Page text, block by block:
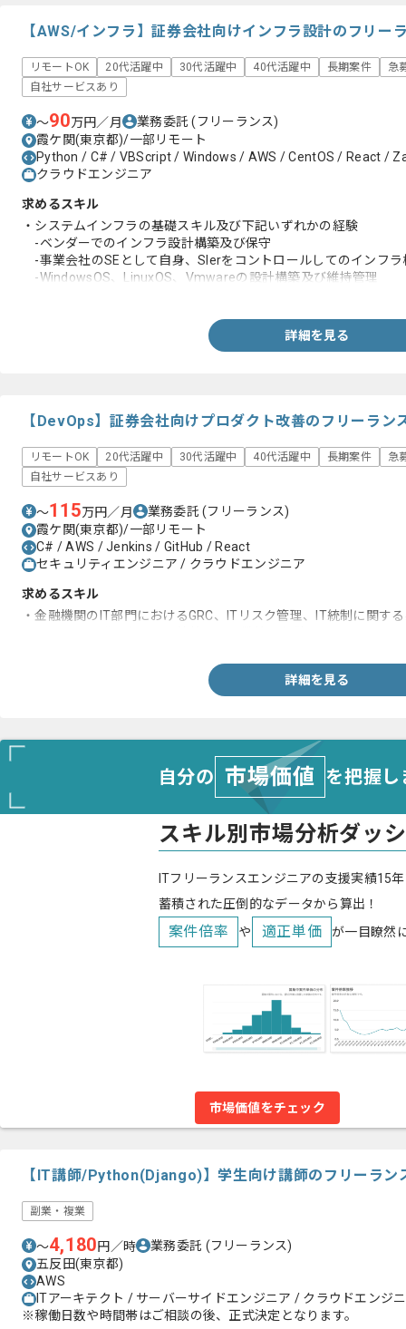
【AWS/インフラ】証券会社向けインフラ設計のフリー
リモートOK 20代活躍中 30代活躍中 40代活躍中 長期案件
急
自社サービスあり
〜90万円／月 業務委託(フリーランス)
霞ケ関(東京都)/一部リモート
Python / C# / VBScript / Windows / AWS / CentOS / React /
クラウドエンジニア
求めるスキル
・システムインフラの基礎スキル及び下記いずれかの経験
-ベンダーでのインフラ設計構築及び保守
-事業会社のSEとして自身、SIerをコントロールしてのインフラ
-WindowsOS、LinuxOS、Vmwareの設計構築及び維持管理
-メッセージング技術の設計構築及び維持管理
-ミドルウェアの選定と設計構築及び維持管理
詳細を見る
【DevOps】証券会社向けプロダクト改善のフリーラン
リモートOK 20代活躍中 30代活躍中 40代活躍中 長期案件
急
自社サービスあり
〜115万円／月 業務委託(フリーランス)
霞ケ関(東京都)/一部リモート
C# / AWS / Jenkins / GitHub / React
セキュリティエンジニア / クラウドエンジニア
求めるスキル
・金融機関のIT部門におけるGRC、ITリスク管理、IT統制に関す
詳細を見る
自分の 市場価値 を把握
スキル別市場分析ダッ
ITフリーランスエンジニアの支援実績15
蓄積された圧倒的なデータから算出！
案件倍率 や 適正単価 が一目瞭然
市場価値をチェック
【IT講師/Python(Django)】学生向け講師のフリーラン
副業・複業
〜4,180円／時 業務委託 (フリーランス)
五反田(東京都)
AWS
ITアーキテクト / サーバーサイドエンジニア / クラウドエンジ
※稼働日数や時間帯はご相談の後、正式決定となります。